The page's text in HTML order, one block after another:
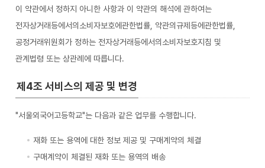
이 약관에서 정하지 아니한 사항과 이 약관의 해석에 관하여는
전자상거래등에서의소비자보호에관한법률, 약관의규제등에관한법률,
공정거래위원회가 정하는 전자상거래등에서의소비자보호지침 및
관계법령 또는 상관례에 따릅니다.
제4조 서비스의 제공 및 변경
"서울외국어고등학교"는 다음과 같은 업무를 수행합니다.
재화 또는 용역에 대한 정보 제공 및 구매계약의 체결
구매계약이 체결된 재화 또는 용역의 배송